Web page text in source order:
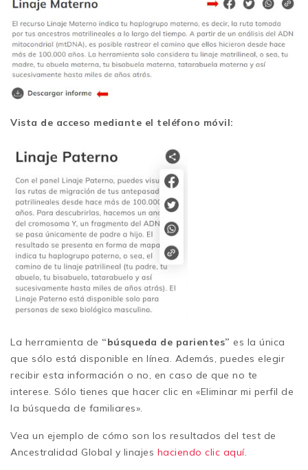
Vista de acceso mediante el teléfono móvil:
La herramienta de “búsqueda de parientes” es la única
que sólo está disponible en línea. Además, puedes elegir
recibir esta información o no, en caso de que no te
interese. Sólo tienes que hacer clic en «Eliminar mi perfil de
la búsqueda de familiares».
Vea un ejemplo de cómo son los resultados del test de
Ancestralidad Global y linajes haciendo clic aquí.